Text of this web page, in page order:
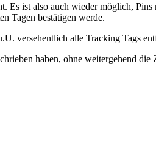
Es ist also auch wieder möglich,
Tagen bestätigen werde.
versehentlich alle Tracking Tags
haben, ohne weitergehend